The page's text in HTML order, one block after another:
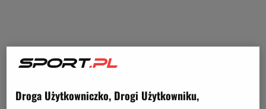
Droga Użytkowniczko, Drogi Użytkowniku,